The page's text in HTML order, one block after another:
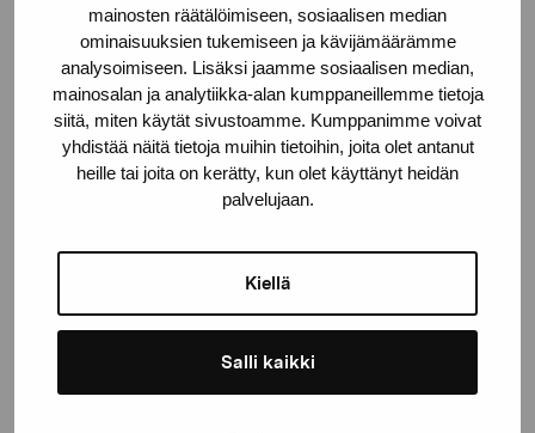
mainosten räätälöimiseen, sosiaalisen median
ominaisuuksien tukemiseen ja kävijämäärämme
analysoimiseen. Lisäksi jaamme sosiaalisen median,
mainosalan ja analytiikka-alan kumppaneillemme tietoja
siitä, miten käytät sivustoamme. Kumppanimme voivat
yhdistää näitä tietoja muihin tietoihin, joita olet antanut
heille tai joita on kerätty, kun olet käyttänyt heidän
palvelujaan.
Kiellä
Salli kaikki
Kustaa Vaasan katu 11
10600 Tammisaari
proartibus@proartibus.fi
+358 (0)50 371 6339